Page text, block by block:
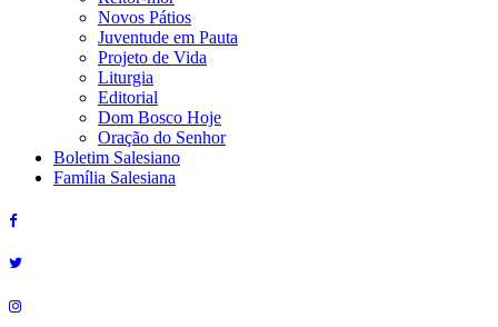
Novos Pátios
Juventude em Pauta
Projeto de Vida
Liturgia
Editorial
Dom Bosco Hoje
Oração do Senhor
Boletim Salesiano
Família Salesiana